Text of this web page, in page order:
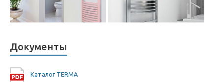
Документы
Каталог TERMA